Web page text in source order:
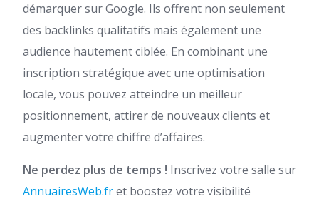
démarquer sur Google. Ils offrent non seulement
des backlinks qualitatifs mais également une
audience hautement ciblée. En combinant une
inscription stratégique avec une optimisation
locale, vous pouvez atteindre un meilleur
positionnement, attirer de nouveaux clients et
augmenter votre chiffre d’affaires.
Ne perdez plus de temps ! Inscrivez votre salle sur
AnnuairesWeb.fret boostez votre visibilité